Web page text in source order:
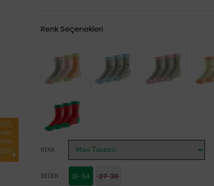
Renk Seçenekleri
RENK :
BEDEN : 31-34 27-30